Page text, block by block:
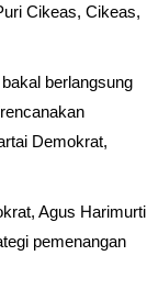
Cikeas, Cikeas,
berlangsung
Demokrat,
Agus Harimurti
pemenangan